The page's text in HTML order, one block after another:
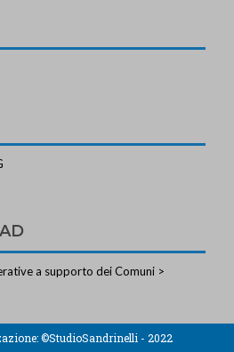
a supporto dei Comuni >
©StudioSandrinelli - 2022